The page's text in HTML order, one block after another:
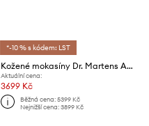
*-10 % s kódem: LST
Kožené mokasíny Dr. Martens Adrian Snaffle
Aktuální cena:
3699 Kč
Běžná cena:5399 Kč
Nejnižší cena:3899 Kč